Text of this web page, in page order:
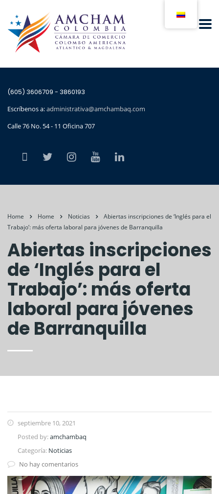
(605) 3606709 - 3860193
Escríbenos a:administrativa@amchambaq.com
Calle 76 No. 54 - 11 Oficina 707
Home Home Noticias
Abiertas inscripciones de ‘Inglés para el
Trabajo’: más oferta laboral para jóvenes de Barranquilla
Abiertas inscripciones
de ‘Inglés para el
Trabajo’: más oferta
laboral para jóvenes
de Barranquilla
septiembre 10, 2021
Posted by:amchambaq
Categoría: Noticias
No hay comentarios